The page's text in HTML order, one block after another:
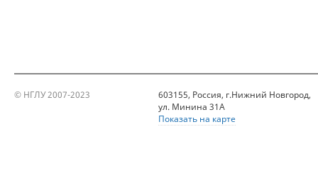
© НГЛУ 2007-2023
603155, Россия, г.Нижний Новгород,
ул. Минина 31А
Показать на карте